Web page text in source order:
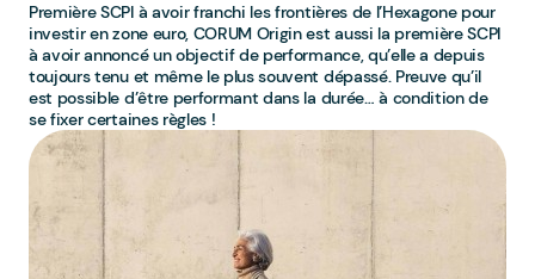
Première SCPI à avoir franchi les frontières de l’Hexagone pour
investir en zone euro, CORUM Origin est aussi la première SCPI
à avoir annoncé un objectif de performance, qu’elle a depuis
toujours tenu et même le plus souvent dépassé. Preuve qu’il
est possible d’être performant dans la durée… à condition de
se fixer certaines règles !